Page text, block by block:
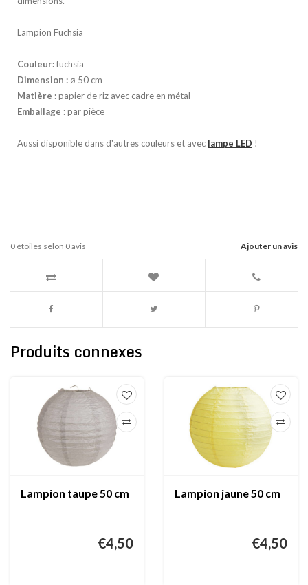
Lampion Fuchsia
Couleur:fuchsia
Dimension : ø 50 cm
Matière :papier de riz avec cadre en métal
Emballage :par pièce
Aussi disponible dans d'autres couleurs et avec lampe LED !
Ajouter un avis
0 étoiles selon 0avis
Produits connexes
Lampion taupe 50 cm
€4,50
Lampion jaune 50 cm
€4,50